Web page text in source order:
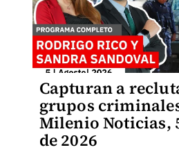
Capturan a
grupos
Milenio Noticias,
de 2026